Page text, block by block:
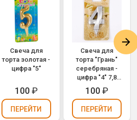
Свеча для
торта золотая -
цифра "5"
100₽
ПЕРЕЙТИ
Свеча для
торта "Грань"
серебряная -
цифра "4" 7,8
см
100₽
ПЕРЕЙТИ